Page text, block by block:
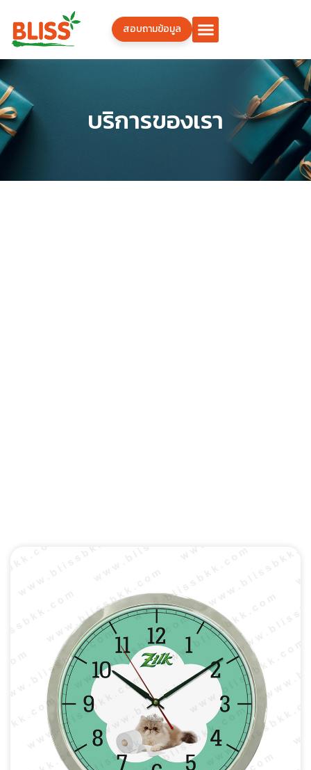
สอบถามข้อมูล
บริการของเรา